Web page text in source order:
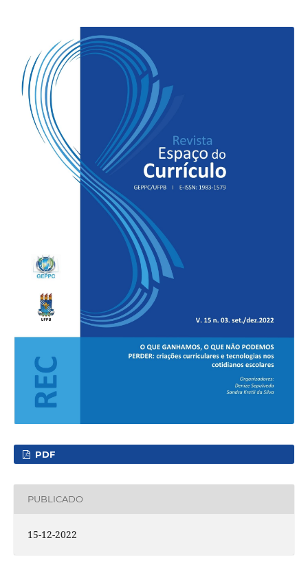
PDF
PUBLICADO
15-12-2022